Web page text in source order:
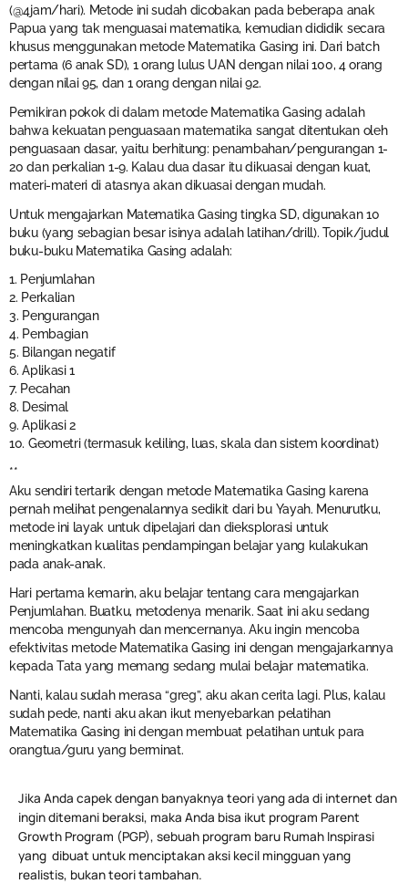
(@4jam/hari). Metode ini sudah dicobakan pada beberapa anak
Papua yang tak menguasai matematika, kemudian dididik secara
khusus menggunakan metode Matematika Gasing ini. Dari batch
pertama (6 anak SD), 1 orang lulus UAN dengan nilai 100, 4 orang
dengan nilai 95, dan 1 orang dengan nilai 92.
Pemikiran pokok di dalam metode Matematika Gasing adalah
bahwa kekuatan penguasaan matematika sangat ditentukan oleh
penguasaan dasar, yaitu berhitung: penambahan/pengurangan 1-
20 dan perkalian 1-9. Kalau dua dasar itu dikuasai dengan kuat,
materi-materi di atasnya akan dikuasai dengan mudah.
Untuk mengajarkan Matematika Gasing tingka SD, digunakan 10
buku (yang sebagian besar isinya adalah latihan/drill). Topik/judul
buku-buku Matematika Gasing adalah:
1. Penjumlahan
2. Perkalian
3. Pengurangan
4. Pembagian
5. Bilangan negatif
6. Aplikasi 1
7. Pecahan
8. Desimal
9. Aplikasi 2
10. Geometri (termasuk keliling, luas, skala dan sistem koordinat)
**
Aku sendiri tertarik dengan metode Matematika Gasing karena
pernah melihat pengenalannya sedikit dari bu Yayah. Menurutku,
metode ini layak untuk dipelajari dan dieksplorasi untuk
meningkatkan kualitas pendampingan belajar yang kulakukan
pada anak-anak.
Hari pertama kemarin, aku belajar tentang cara mengajarkan
Penjumlahan. Buatku, metodenya menarik. Saat ini aku sedang
mencoba mengunyah dan mencernanya. Aku ingin mencoba
efektivitas metode Matematika Gasing ini dengan mengajarkannya
kepada Tata yang memang sedang mulai belajar matematika.
Nanti, kalau sudah merasa “greg”, aku akan cerita lagi. Plus, kalau
sudah pede, nanti aku akan ikut menyebarkan pelatihan
Matematika Gasing ini dengan membuat pelatihan untuk para
orangtua/guru yang berminat.
Jika Anda capek dengan banyaknya teori yang ada di internet dan
ingin ditemani beraksi, maka Anda bisa ikut program Parent
Growth Program (PGP), sebuah program baru Rumah Inspirasi
yang dibuat untuk menciptakan aksi kecil mingguan yang
realistis, bukan teori tambahan.